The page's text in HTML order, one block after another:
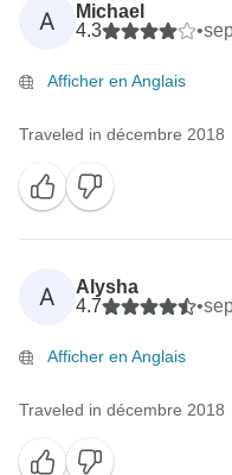
A
Michael
4.3
•
Afficher en Anglais
Traveled in décembre 2018
A
Alysha
4.7
•
Afficher en Anglais
Traveled in décembre 2018